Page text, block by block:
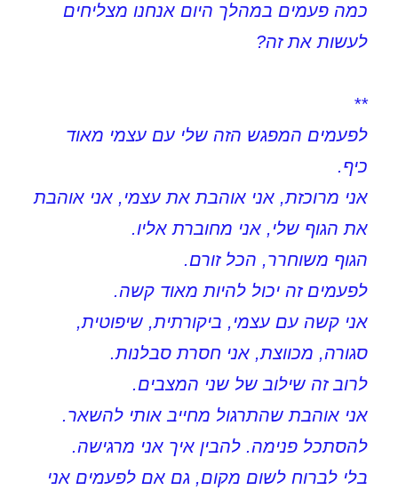
כמה פעמים במהלך היום אנחנו מצליחים
לעשות את זה?
**
לפעמים המפגש הזה שלי עם עצמי מאוד
כיף.
אני מרוכזת, אני אוהבת את עצמי, אני אוהבת
את הגוף שלי, אני מחוברת אליו.
הגוף משוחרר, הכל זורם.
לפעמים זה יכול להיות מאוד קשה.
אני קשה עם עצמי, ביקורתית, שיפוטית,
סגורה, מכווצת, אני חסרת סבלנות.
לרוב זה שילוב של שני המצבים.
אני אוהבת שהתרגול מחייב אותי להשאר.
להסתכל פנימה. להבין איך אני מרגישה.
בלי לברוח לשום מקום, גם אם לפעמים אני